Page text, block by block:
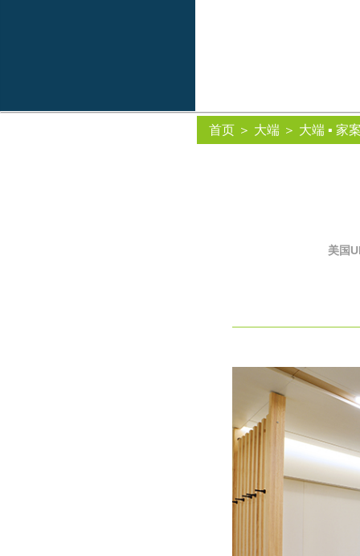
首页 ＞ 大端 ＞ 大端 ▪ 家
美国